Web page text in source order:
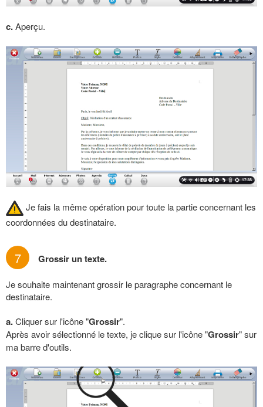
c.Aperçu.
Je fais la même opération pour toute la partie concernant les
coordonnées du destinataire.
7 Grossir un texte.
Je souhaite maintenant grossir le paragraphe concernant le
destinataire.
a.Cliquer sur l'icône "Grossir".
Après avoir sélectionné le texte, je clique sur l'icône "Grossir" sur
ma barre d'outils.